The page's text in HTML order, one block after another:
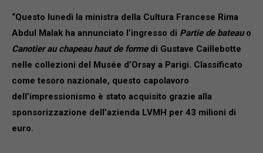
“Questo lunedì la ministra della Cultura Francese Rima
Abdul Malak ha annunciato l’ingresso di Partie de bateauo
Canotier au chapeau haut de formedi Gustave Caillebotte
nelle collezioni del Musée d’Orsay a Parigi. Classificato
come tesoro nazionale, questo capolavoro
dell’impressionismo è stato acquisito grazie alla
sponsorizzazione dell’azienda LVMH per 43 milioni di
euro.